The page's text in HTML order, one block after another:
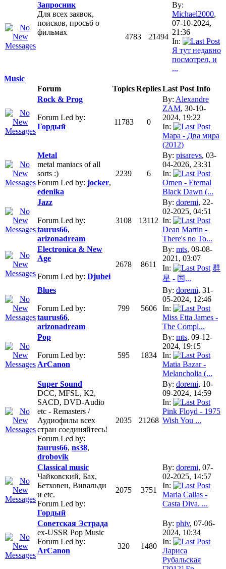
Запросник
Для всех заявок,
поисков, просьб о
фильмах
4783 21494
By:
Michael2000,
07-10-2024,
21:36
In:
Я тут недавно
посмотрел, и
...
Music
Forum
TopicsRepliesLast Post Info
Rock & Prog
Forum Led by:
Гордый
11783 0
By: Alexandre
ZAM, 30-10-
2024, 19:22
In:
Мара - Два мира
(2012)
Metal
metal maniacs of all
sorts :)
Forum Led by: jocker,
edenika
2239 6
By: pisarevs, 03-
04-2026, 23:31
In:
Omen - Eternal
Black Dawn (...
Jazz
Forum Led by:
taurus66,
arizonadream
3108 13112
By: doremi, 22-
02-2025, 04:51
In:
Dean Martin -
There's no To...
Electronica & New
Age
Forum Led by: Djubei
2678 8611
By: mts, 08-08-
2021, 03:07
In:
群
星 - 国...
Blues
Forum Led by:
taurus66,
arizonadream
799 5606
By: doremi, 31-
05-2024, 12:46
In:
Miss Etta James -
The Compl...
Pop
Forum Led by:
ArCanon
595 1834
By: mts, 09-12-
2024, 19:15
In:
Matia Bazar -
Melancholia (...
Super Sound
DCC, MFSL, K2,
SACD, DVD-Audio
etc - Remasters /
Аудиофилы всех
стран соединяйтесь!
Forum Led by:
taurus66, ns38,
drobovik
2035 21268
By: doremi, 10-
09-2024, 14:59
In:
Pink Floyd - 1975
Wish You ...
Classical music
Чайковский, Бах,
Бетховен, Вивальди
и etc.
Forum Led by:
Гордый
2075 3751
By: doremi, 07-
02-2025, 14:57
In:
Maria Callas -
Casta Diva. ...
Советская Эстрада
ex-USSR Pop Music
Forum Led by:
ArCanon
320 1480
By: phiv, 07-06-
2024, 10:34
In:
Лариса
Рубальская